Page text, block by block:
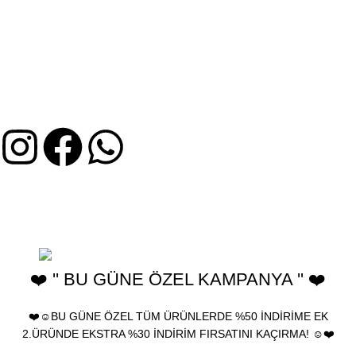
❤️ '' BU GÜNE ÖZEL KAMPANYA '' ❤️
❤️☺️BU GÜNE ÖZEL TÜM ÜRÜNLERDE %50 İNDİRİME EK
2.ÜRÜNDE EKSTRA %30 İNDİRİM FIRSATINI KAÇIRMA! ☺️❤️